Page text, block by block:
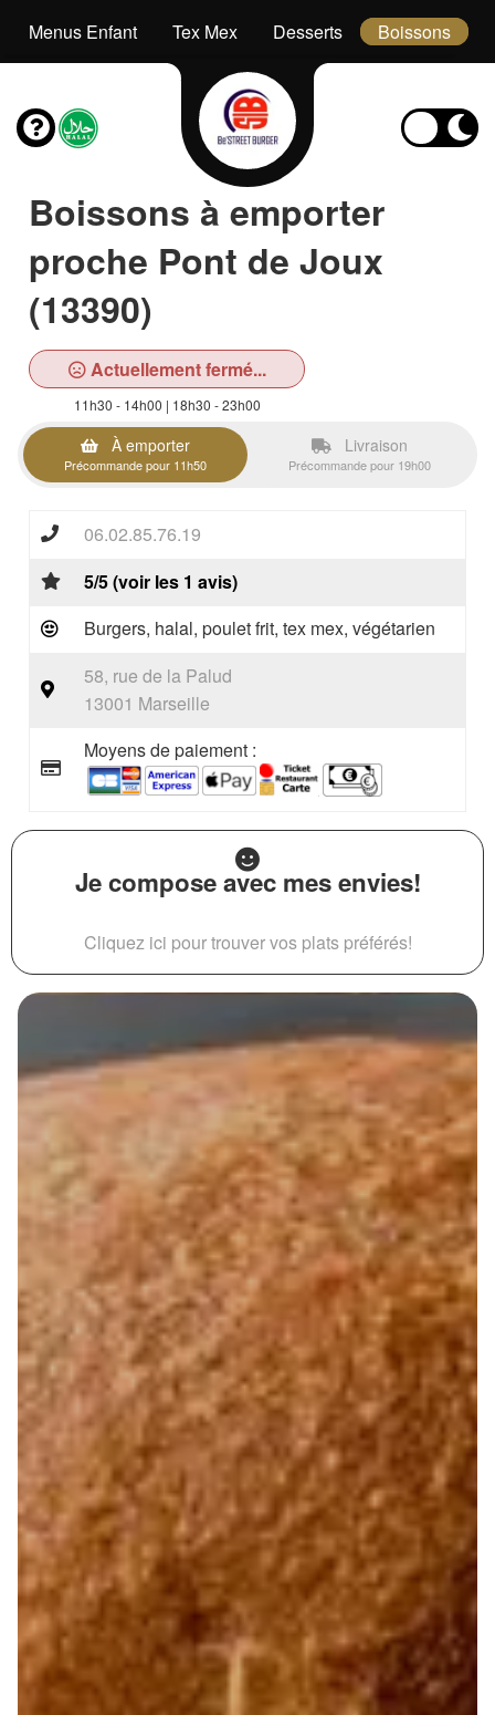
Menus Enfant Tex Mex Desserts Boissons
Boissons à emporter
proche Pont de Joux
(13390)
Actuellement fermé...
11h30 - 14h00 | 18h30 - 23h00
À emporter
Précommande pour 11h50
Livraison
Précommande pour 19h00
06.02.85.76.19
5/5 (voir les 1 avis)
Burgers, halal, poulet frit, tex mex, végétarien
58, rue de la Palud
13001 Marseille
Moyens de paiement :
Je compose avec mes envies!
Cliquez ici pour trouver vos plats préférés!